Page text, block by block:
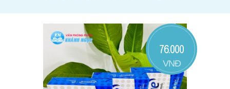
76.000
VNĐ